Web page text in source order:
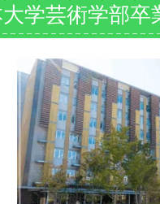
学芸術学部卒